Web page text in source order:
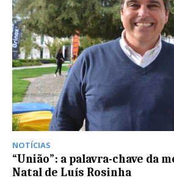
NOTÍCIAS
“União”: a palavra-chave da
Natal de Luís Rosinha